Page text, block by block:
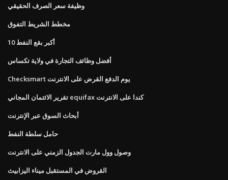
وظيفة سعر الصرف الحقيقي
مخطط الشريط التفوق
10 أكبر بقع النفط
أفضل وظائف التجارة في ولاية تكساس
Checksmart يوم الدفع القرض على الانترنت
تقرير الائتمان المجاني equifax كندا على الانترنت
أبحاث السوق عبر الإنترنت
حامل سلطة النفط
وصول وول مارت الجدول الزمني على الانترنت
القروض في المستقبل ميناء اليزابيث